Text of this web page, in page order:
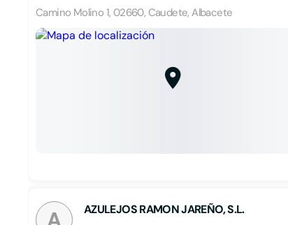
Camino Molino 1, 02660, Caudete, Albacete
AZULEJOS RAMON JAREÑO, S.L.